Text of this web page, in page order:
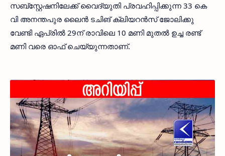
സബ്‌സ്റ്റേഷനിലേക്ക് വൈദ്യുതി പ്രവഹിപ്പിക്കുന്ന 33 കെ
വി അനന്തപുര ലൈൻ ടചിങ് ക്ലിയറൻസ് ജോലിക്കു
വേണ്ടി ഏപ്രിൽ 29ന് രാവിലെ 10 മണി മുതൽ ഉച്ച രണ്ട്
മണി വരെ ഓഫ് ചെയ്യുന്നതാണ്.